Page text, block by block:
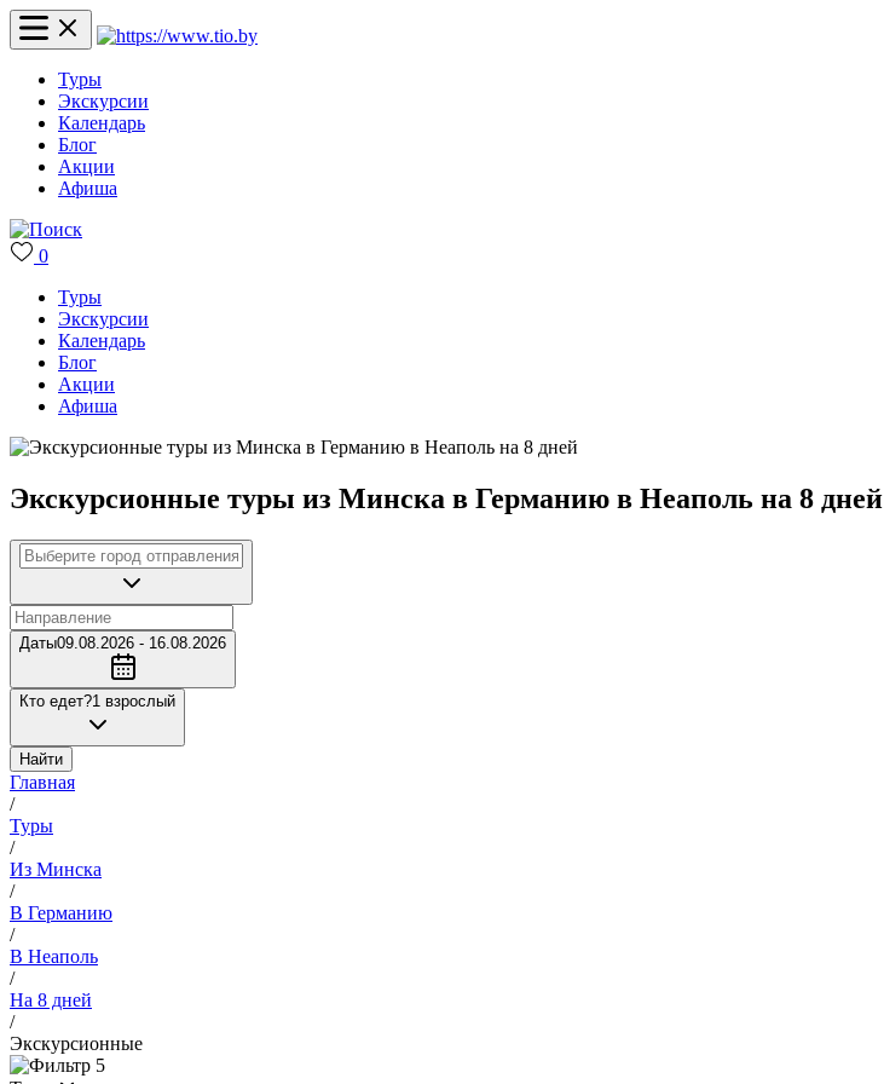
Туры
Экскурсии
Календарь
Блог
Акции
Афиша
0
Туры
Экскурсии
Календарь
Блог
Акции
Афиша
Экскурсионные туры из Минска в Германию в Неаполь на 8 дней
Даты09.08.2026 - 16.08.2026
Кто едет?1 взрослый
Найти
Главная
/
Туры
/
Из Минска
/
В Германию
/
В Неаполь
/
На 8 дней
/
Экскурсионные
5